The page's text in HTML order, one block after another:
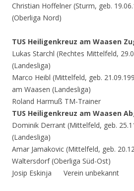
Christian Hoffelner (Sturm, geb.
(Oberliga Nord)
TUS Heiligenkreuz am Waasen
Lukas Starchl (Rechtes Mittelfeld,
(Landesliga)
Marco Heibl (Mittelfeld, geb.
am Waasen (Landesliga)
Roland Harmuß TM-Trainer
TUS Heiligenkreuz am Waasen
Dominik Derrant (Mittelfeld, geb.
(Landesliga)
Amar Jamakovic (Mittelfeld, geb.
Waltersdorf (Oberliga Süd-Ost)
Josip Eskinja Verein unbekannt